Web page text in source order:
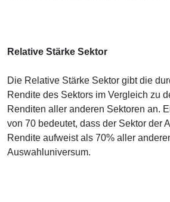
Relative Stärke Sektor
Die Relative Stärke Sektor gibt die
Rendite des Sektors im Vergleich zu
Renditen aller anderen Sektoren an.
von 70 bedeutet, dass der Sektor der
Rendite aufweist als 70% aller
Auswahluniversum.